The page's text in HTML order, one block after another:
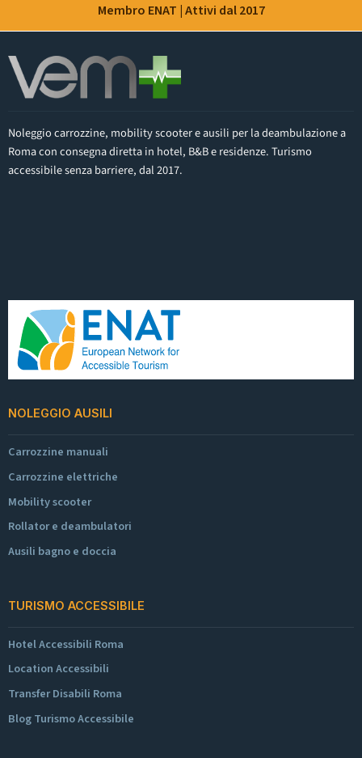
Membro ENAT | Attivi dal 2017
Noleggio carrozzine, mobility scooter e ausili per la deambulazione a
Roma con consegna diretta in hotel, B&B e residenze. Turismo
accessibile senza barriere, dal 2017.
NOLEGGIO AUSILI
Carrozzine manuali
Carrozzine elettriche
Mobility scooter
Rollator e deambulatori
Ausili bagno e doccia
TURISMO ACCESSIBILE
Hotel Accessibili Roma
Location Accessibili
Transfer Disabili Roma
Blog Turismo Accessibile